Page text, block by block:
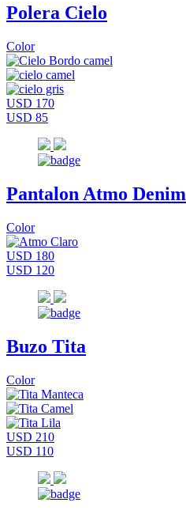
Polera Cielo
Color
USD 170
USD 85
Pantalon Atmo Denim
Color
USD 180
USD 120
Buzo Tita
Color
USD 210
USD 110